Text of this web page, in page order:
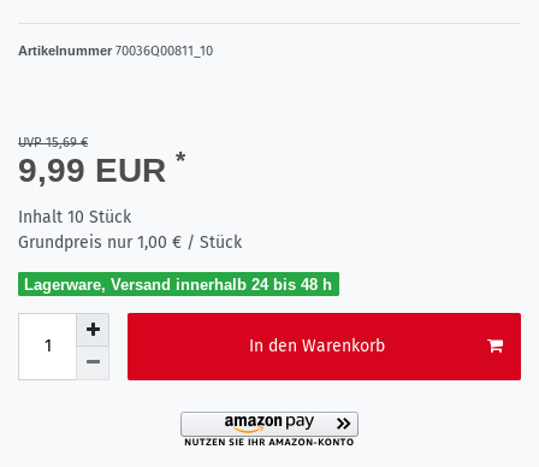
Artikelnummer 70036Q00811_10
UVP 15,69 €
9,99 EUR *
Inhalt 10 Stück
Grundpreis nur1,00 € / Stück
Lagerware, Versand innerhalb 24 bis 48 h
In den Warenkorb